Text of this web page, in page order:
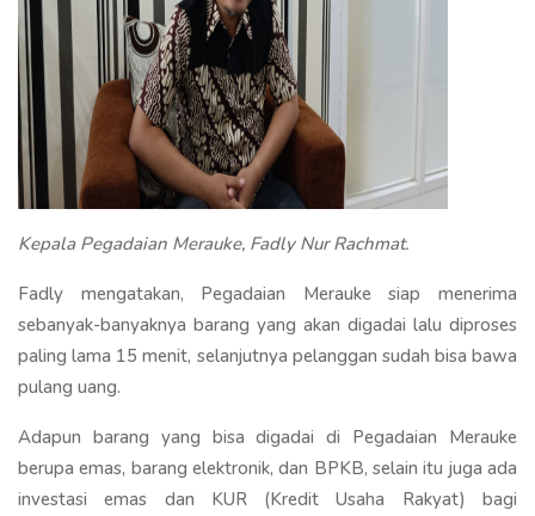
Kepala Pegadaian Merauke, Fadly Nur Rachmat.
Fadly mengatakan, Pegadaian Merauke siap menerima
sebanyak-banyaknya barang yang akan digadai lalu diproses
paling lama 15 menit, selanjutnya pelanggan sudah bisa bawa
pulang uang.
Adapun barang yang bisa digadai di Pegadaian Merauke
berupa emas, barang elektronik, dan BPKB, selain itu juga ada
investasi emas dan KUR (Kredit Usaha Rakyat) bagi